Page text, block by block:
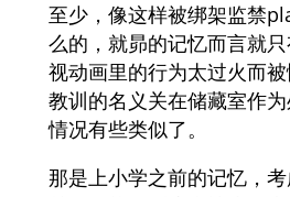
至少，像这样被绑架监禁
么的，就昴的记忆而言就
视动画里的行为太过火而
教训的名义关在储藏室作
情况有些类似了。
那是上小学之前的记忆，考